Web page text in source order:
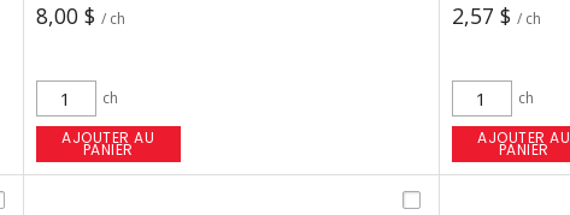
8,00 $ / ch
ch
AJOUTER AU
PANIER
2,57 $ / ch
ch
AJOUTER AU
PANIER